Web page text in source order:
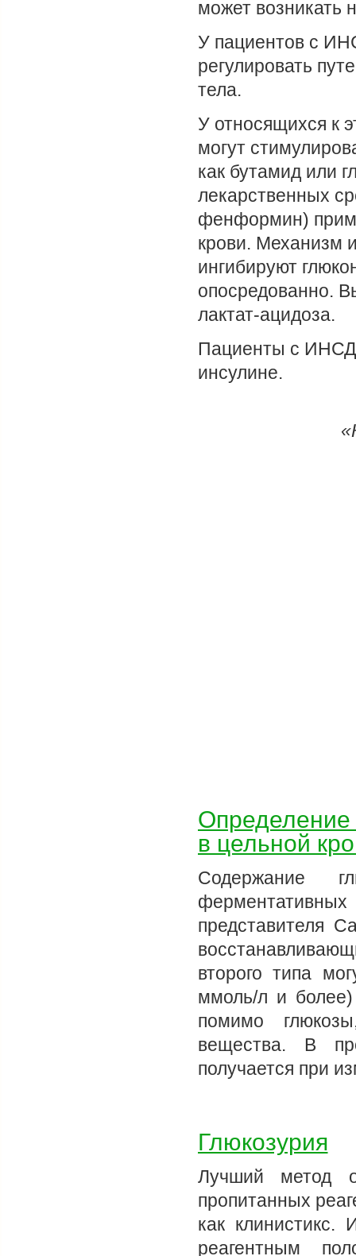
может возникать
У пациентов с
регулировать
тела.
У относящихся к
могут
как бутамид или
лекарственных
фенформин)
крови. Механизм
ингибируют
опосредованно.
лактат-ацидоза.
Пациенты с ИНСД
инсулине.
Определение
в цельной
Содержание
представителя
второго типа
ммоль/л и более)
помимо
вещества. В
получается при
Глюкозурия
Лучший метод
пропитанных
как клинистикс.
реагентным